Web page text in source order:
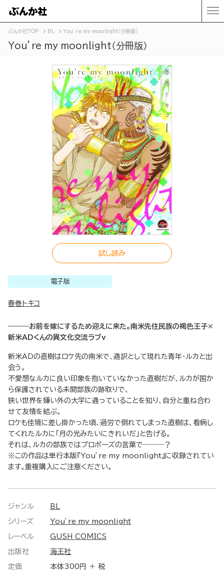
ぶんか社TOP BL You’re my moonlight（分冊版）
You’re my moonlight（分冊版）
試し読み
電子版
春巻トキコ
―――お前を嫁にするため迎えに来た。南米先住民族の褐色王子×
新米ADくんの異文化交流ラブv
新米ADの直樹はロケ先の南米で、通訳として現れた青年・ルカと出
会う。
不愛想なルカに良い印象を抱いていなかった直樹だが、ルカが国か
ら保護されている未開部族の跡取りで、
狭い世界を嫌い外の大学に通っていることを知り、自分と重ね合わ
せて友情を結ぶ。
ロケも佳境に差し掛かった頃、過労で倒れてしまった直樹は、看病し
てくれたルカに「月の光みたいにきれいだ」と告げる。
それは、ルカの部族ではプロポーズの言葉で―――？
※この作品は単行本版『You’re my moonlight』に収録されてい
ます。重複購入にご注意ください。
ジャンル BL
シリーズ You’re my moonlight
レーベル GUSH COMICS
出版社 海王社
定価 本体300円 ＋ 税